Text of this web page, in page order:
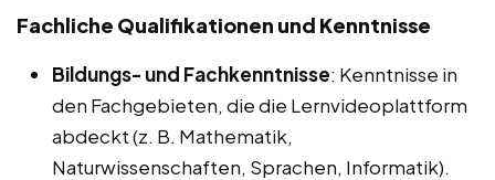
Fachliche Qualifikationen und Kenntnisse
Bildungs- und Fachkenntnisse: Kenntnisse in
den Fachgebieten, die die Lernvideoplattform
abdeckt (z. B. Mathematik,
Naturwissenschaften, Sprachen, Informatik).